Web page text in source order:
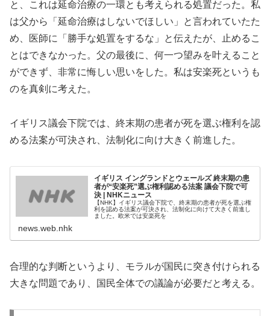
と、これは延命治療の一環とも考えられる処置だった。私
は父から「延命治療はしないでほしい」と言われていたた
め、医師に「勝手な処置をするな」と伝えたが、止めるこ
とはできなかった。父の最後に、何一つ望みを叶えること
ができず、非常に悔しい思いをした。私は安楽死というも
のを真剣に考えた。
イギリス議会下院では、終末期の患者が死を選ぶ権利を認
める法案が可決され、法制化に向け大きく前進した。
イギリス イングランドとウェールズ 終末期の患
者が“安楽死”選ぶ権利認める法案 議会下院で可
決 | NHKニュース
【NHK】イギリス議会下院で、終末期の患者が死を選ぶ権
利を認める法案が可決され、法制化に向けて大きく前進し
ました。欧米では安楽死を
news.web.nhk
合理的な判断というより、モラルが国民に突き付けられる
大きな問題であり、国民全体での議論が必要だと考える。